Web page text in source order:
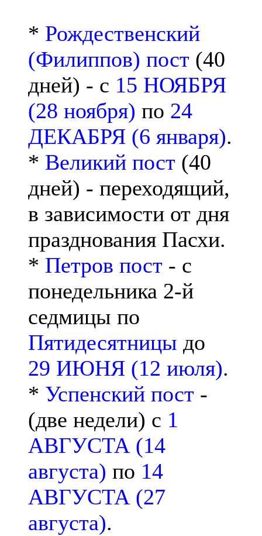
* Рождественский
(Филиппов) пост (40
дней) - с 15 НОЯБРЯ
(28 ноября) по 24
ДЕКАБРЯ (6 января).
* Великий пост (40
дней) - переходящий,
в зависимости от дня
празднования Пасхи.
* Петров пост - с
понедельника 2-й
седмицы по
Пятидесятницы до
29 ИЮНЯ (12 июля).
* Успенский пост -
(две недели) с 1
АВГУСТА (14
августа) по 14
АВГУСТА (27
августа).